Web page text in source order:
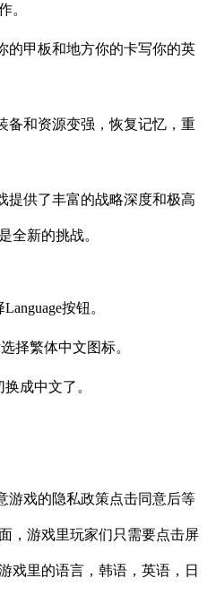
。
的甲板和地方你的卡写你的英
备和资源变强，恢复记忆，重
提供了丰富的战略深度和极高
全新的挑战。
按钮。
择繁体中文图标。
成中文了。
游戏的隐私政策点击同意后等
，游戏里玩家们只需要点击屏
戏里的语言，韩语，英语，日